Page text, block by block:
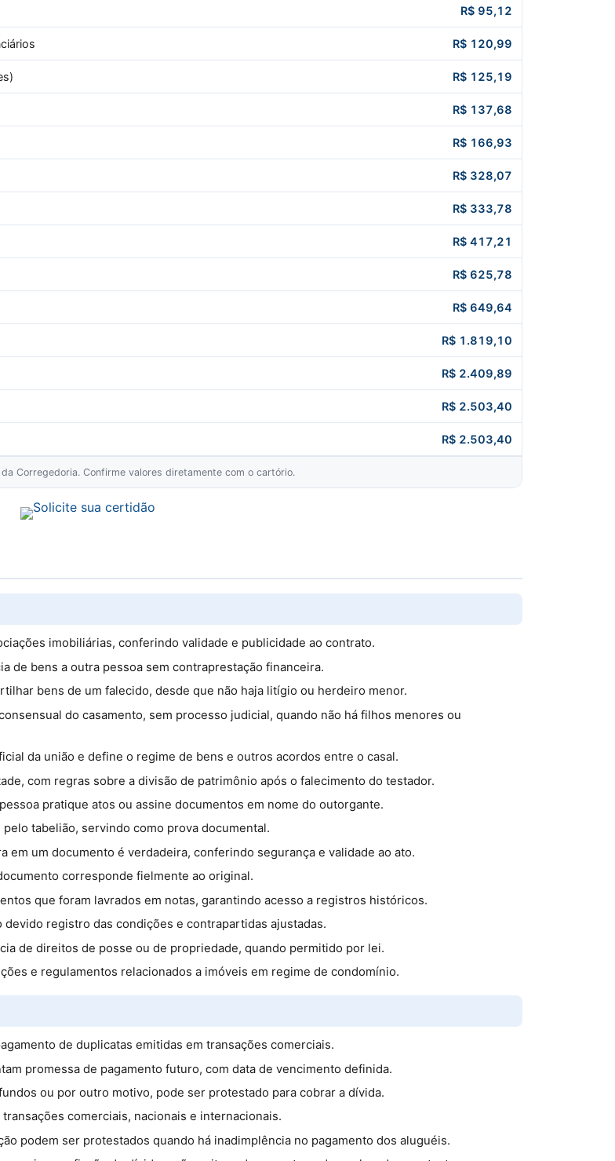
R$ 95,12
R$ 120,99
R$ 125,19
R$ 137,68
R$ 166,93
R$ 328,07
R$ 333,78
R$ 417,21
R$ 625,78
R$ 649,64
R$ 1.819,10
R$ 2.409,89
R$ 2.503,40
R$ 2.503,40
Corregedoria. Confirme valores diretamente com o cartório.
imobiliárias, conferindo validade e publicidade ao contrato.
de bens a outra pessoa sem contraprestação financeira.
bens de um falecido, desde que não haja litígio ou herdeiro menor.
do casamento, sem processo judicial, quando não há filhos menores ou
da união e define o regime de bens e outros acordos entre o casal.
com regras sobre a divisão de patrimônio após o falecimento do testador.
pratique atos ou assine documentos em nome do outorgante.
tabelião, servindo como prova documental.
em um documento é verdadeira, conferindo segurança e validade ao ato.
corresponde fielmente ao original.
que foram lavrados em notas, garantindo acesso a registros históricos.
registro das condições e contrapartidas ajustadas.
de direitos de posse ou de propriedade, quando permitido por lei.
e regulamentos relacionados a imóveis em regime de condomínio.
de duplicatas emitidas em transações comerciais.
promessa de pagamento futuro, com data de vencimento definida.
ou por outro motivo, pode ser protestado para cobrar a dívida.
comerciais, nacionais e internacionais.
podem ser protestados quando há inadimplência no pagamento dos aluguéis.